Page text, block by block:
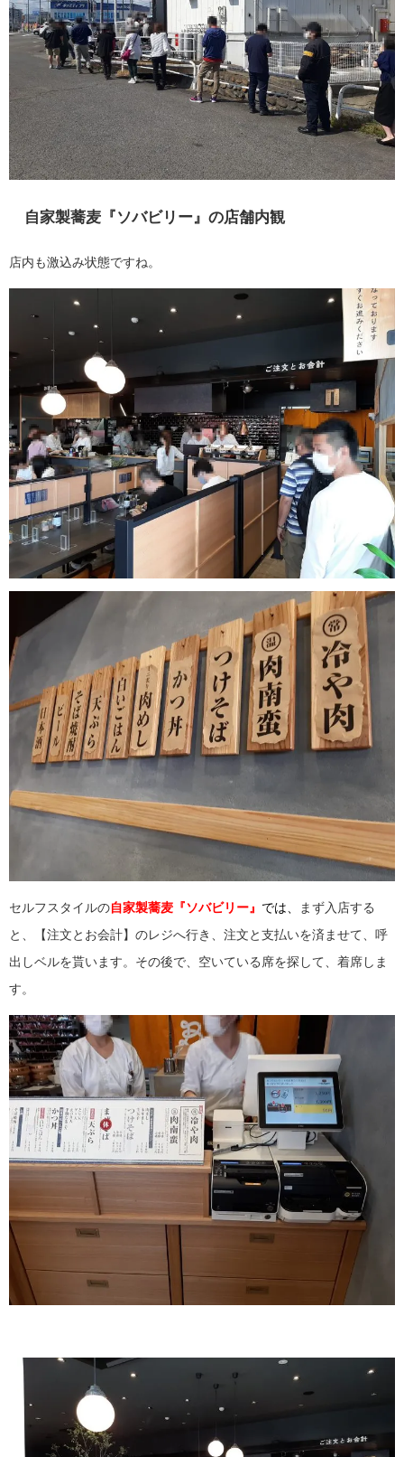
自家製蕎麦『ソバビリー』の店舗内観
店内も激込み状態ですね。
セルフスタイルの自家製蕎麦『ソバビリー』 では、 まず入店する
と、【注文とお会計】のレジへ行き、注文と支払いを済ませて、呼
出しベルを貰います。その後で、空いている席を探して、着席しま
す。